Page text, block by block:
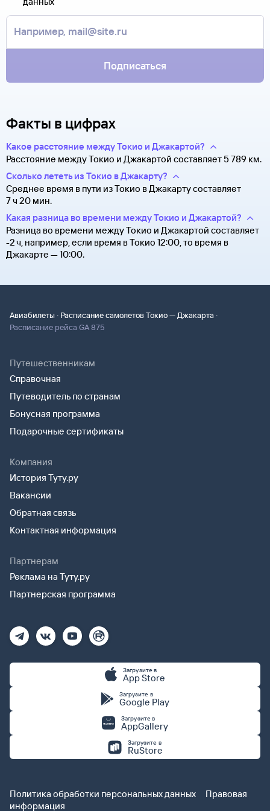
почте. Советуем распечатать ее и взять с собой в аэропорт.
Она может пригодиться на паспортном контроле
за границей, хотя для посадки в самолет вам понадобится
только паспорт.
В письме, которое вы получите после заказа, будут
контакты агентства-партнера, через которое оформлен
билет. Вы можете связаться с ним напрямую.
Подписаться
Факты в цифрах
Какое расстояние между Токио и Джакартой?
Расстояние между Токио и Джакартой составляет 5 789 км.
Сколько лететь из Токио в Джакарту?
Среднее время в пути из Токио в Джакарту составляет
7 ч 20 мин.
Какая разница во времени между Токио и Джакартой?
Разница во времени между Токио и Джакартой составляет
-2 ч, например, если время в Токио 12:00, то время в
Джакарте — 10:00.
Авиабилеты · Расписание самолетов Токио — Джакарта ·
Расписание рейса GA 875
Путешественникам
Справочная
Путеводитель по странам
Бонусная программа
Подарочные сертификаты
Компания
История Туту.ру
Вакансии
Обратная связь
Контактная информация
Партнерам
Реклама на Туту.ру
Партнерская программа
Загрузите в
App Store
Загрузите в
Google Play
Загрузите в
AppGallery
Загрузите в
RuStore
Политика обработки персональных данных
Правовая
информация